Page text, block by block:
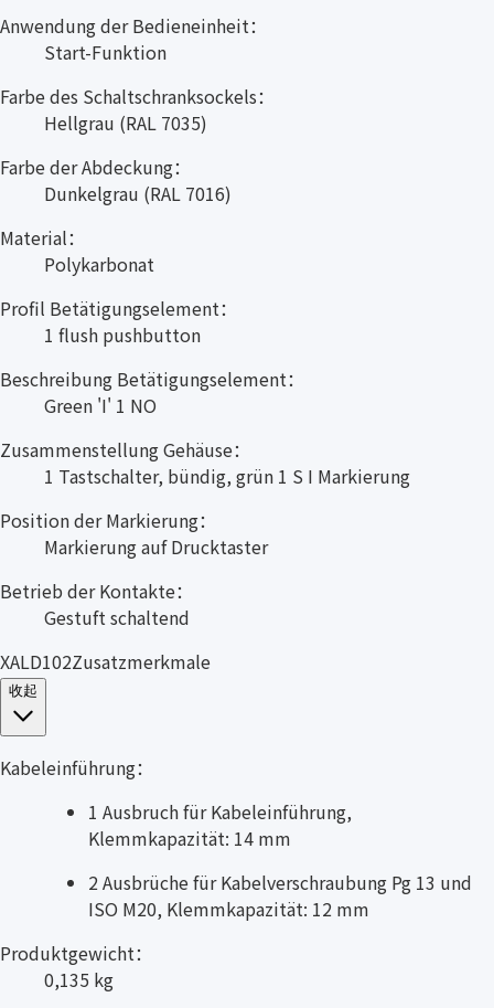
Anwendung der Bedieneinheit：
Start-Funktion
Farbe des Schaltschranksockels：
Hellgrau (RAL 7035)
Farbe der Abdeckung：
Dunkelgrau (RAL 7016)
Material：
Polykarbonat
Profil Betätigungselement：
1 flush pushbutton
Beschreibung Betätigungselement：
Green 'I' 1 NO
Zusammenstellung Gehäuse：
1 Tastschalter, bündig, grün 1 S I Markierung
Position der Markierung：
Markierung auf Drucktaster
Betrieb der Kontakte：
Gestuft schaltend
XALD102Zusatzmerkmale
收起
Kabeleinführung：
1 Ausbruch für Kabeleinführung,
Klemmkapazität: 14 mm
2 Ausbrüche für Kabelverschraubung Pg 13 und
ISO M20, Klemmkapazität: 12 mm
Produktgewicht：
0,135 kg